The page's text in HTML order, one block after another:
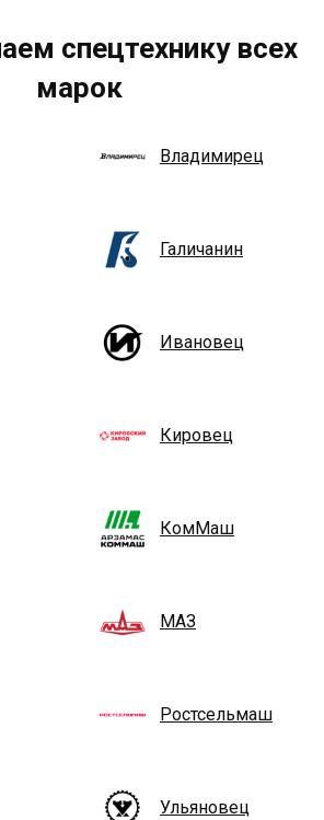
спецтехнику всех
марок
Владимирец
Галичанин
Ивановец
Кировец
КомМаш
МАЗ
Ростсельмаш
Ульяновец